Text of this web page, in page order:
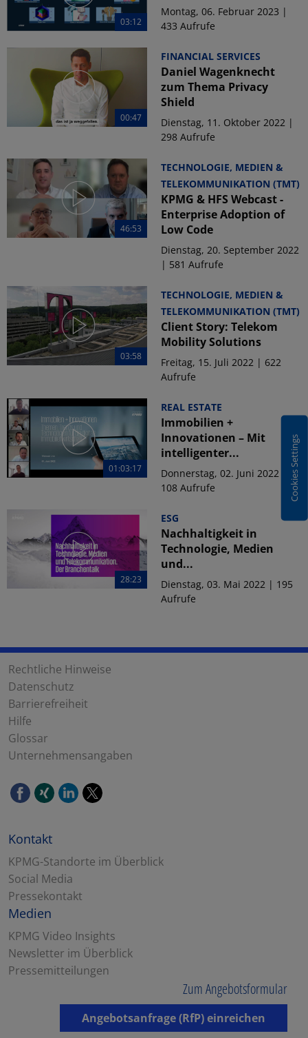
03:12
Montag, 06. Februar 2023 |
433 Aufrufe
00:47
FINANCIAL SERVICES
Daniel Wagenknecht
zum Thema Privacy
Shield
Dienstag, 11. Oktober 2022 |
298 Aufrufe
46:53
TECHNOLOGIE, MEDIEN &
TELEKOMMUNIKATION (TMT)
KPMG & HFS Webcast -
Enterprise Adoption of
Low Code
Dienstag, 20. September 2022
| 581 Aufrufe
03:58
TECHNOLOGIE, MEDIEN &
TELEKOMMUNIKATION (TMT)
Client Story: Telekom
Mobility Solutions
Freitag, 15. Juli 2022 | 622
Aufrufe
01:03:17
REAL ESTATE
Immobilien +
Innovationen – Mit
intelligenter...
Donnerstag, 02. Juni 2022 |
108 Aufrufe
28:23
ESG
Nachhaltigkeit in
Technologie, Medien
und...
Dienstag, 03. Mai 2022 | 195
Aufrufe
Cookies Settings
Rechtliche Hinweise
Datenschutz
Barrierefreiheit
Hilfe
Glossar
Unternehmensangaben
Kontakt
KPMG-Standorte im Überblick
Social Media
Pressekontakt
Medien
KPMG Video Insights
Newsletter im Überblick
Pressemitteilungen
Zum Angebotsformular
Angebotsanfrage (RfP) einreichen